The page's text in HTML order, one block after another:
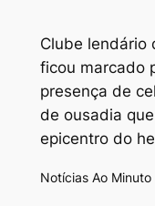
Clube lendário
ficou marcado
presença de
de ousadia
epicentro do
Notícias Ao